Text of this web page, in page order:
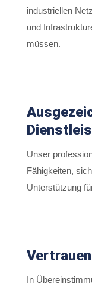
industriellen
und
müssen.
Unser
Fähigkeiten,
Unterstützung
In